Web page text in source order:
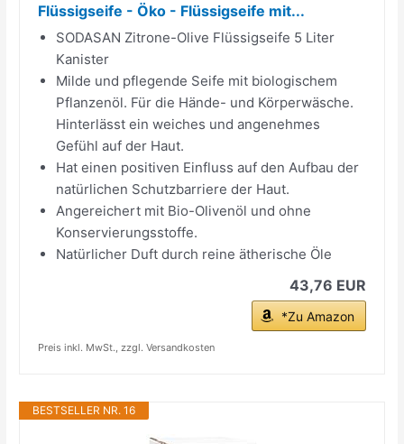
Flüssigseife - Öko - Flüssigseife mit...
SODASAN Zitrone-Olive Flüssigseife 5 Liter
Kanister
Milde und pflegende Seife mit biologischem
Pflanzenöl. Für die Hände- und Körperwäsche.
Hinterlässt ein weiches und angenehmes
Gefühl auf der Haut.
Hat einen positiven Einfluss auf den Aufbau der
natürlichen Schutzbarriere der Haut.
Angereichert mit Bio-Olivenöl und ohne
Konservierungsstoffe.
Natürlicher Duft durch reine ätherische Öle
43,76 EUR
*Zu Amazon
Preis inkl. MwSt., zzgl. Versandkosten
BESTSELLER NR. 16